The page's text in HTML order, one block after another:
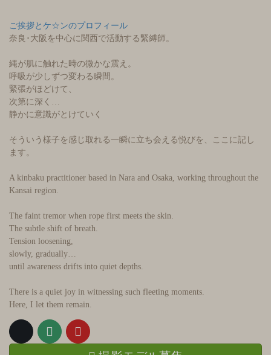
ご挨拶とケ☆ンのプロフィール
奈良･大阪を中心に関西で活動する緊縛師。
縄が肌に触れた時の微かな震え。
呼吸が少しずつ変わる瞬間。
緊張がほどけて、
次第に深く…
静かに意識がとけていく
そういう様子を感じ取れる一瞬に立ち会える悦びを、ここに記し
ます。
A kinbaku practitioner based in Nara and Osaka, working throughout the
Kansai region.
The faint tremor when rope first meets the skin.
The subtle shift of breath.
Tension loosening,
slowly, gradually…
until awareness drifts into quiet depths.
There is a quiet joy in witnessing such fleeting moments.
Here, I let them remain.